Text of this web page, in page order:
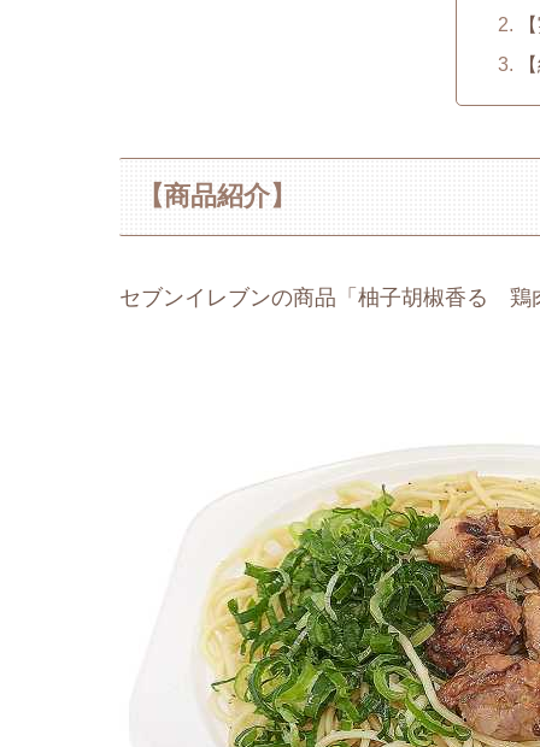
【商品紹介】
セブンイレブンの商品「柚子胡椒香る 鶏